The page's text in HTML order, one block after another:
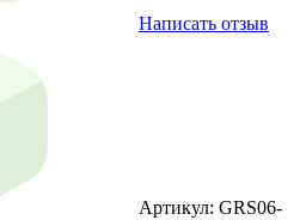
Написать отзыв
Артикул: GRS06-